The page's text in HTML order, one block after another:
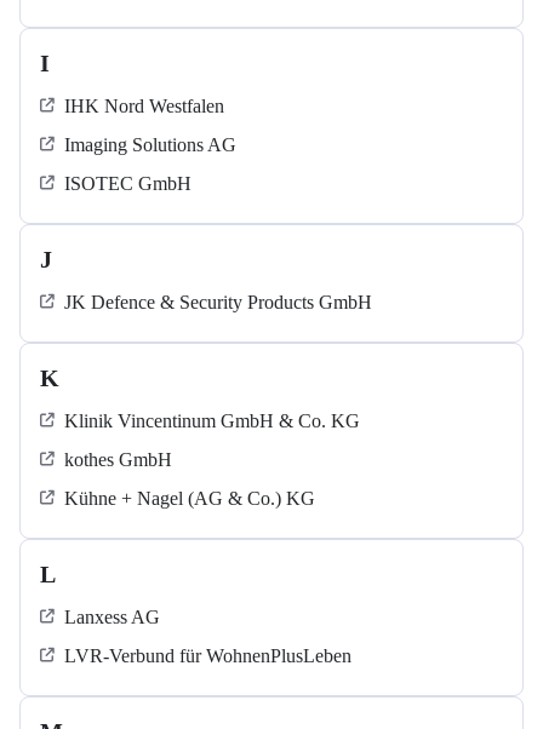
I
IHK Nord Westfalen
Imaging Solutions AG
ISOTEC GmbH
J
JK Defence & Security Products GmbH
K
Klinik Vincentinum GmbH & Co. KG
kothes GmbH
Kühne + Nagel (AG & Co.) KG
L
Lanxess AG
LVR-Verbund für WohnenPlusLeben